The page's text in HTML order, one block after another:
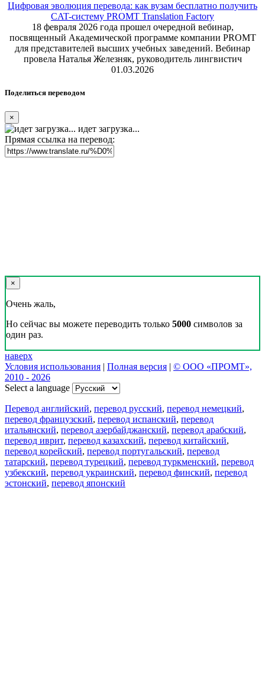
Цифровая эволюция перевода: как вузам бесплатно получить
CAT-систему PROMT Translation Factory
18 февраля 2026 года прошел очередной вебинар,
посвященный Академической программе компании PROMT
для представителей высших учебных заведений. Вебинар
провела Наталья Железняк, руководитель лингвистич
01.03.2026
Поделиться переводом
×
идет загрузка...
Прямая ссылка на перевод:
×
Очень жаль,
Но сейчас вы можете переводить только 5000 символов за
один раз.
наверх
Условия использования | Полная версия | © ООО «ПРОМТ»,
2010 - 2026
Select a language
Перевод английский, перевод русский, перевод немецкий,
перевод французский, перевод испанский, перевод
итальянский, перевод азербайджанский, перевод арабский,
перевод иврит, перевод казахский, перевод китайский,
перевод корейский, перевод португальский, перевод
татарский, перевод турецкий, перевод туркменский, перевод
узбекский, перевод украинский, перевод финский, перевод
эстонский, перевод японский